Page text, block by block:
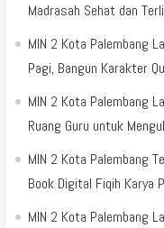
Madrasah Sehat dan
MIN 2 Kota Palembang
Pagi, Bangun Karakter
MIN 2 Kota Palembang
Ruang Guru untuk
MIN 2 Kota Palembang
Book Digital Fiqih Karya
MIN 2 Kota Palembang